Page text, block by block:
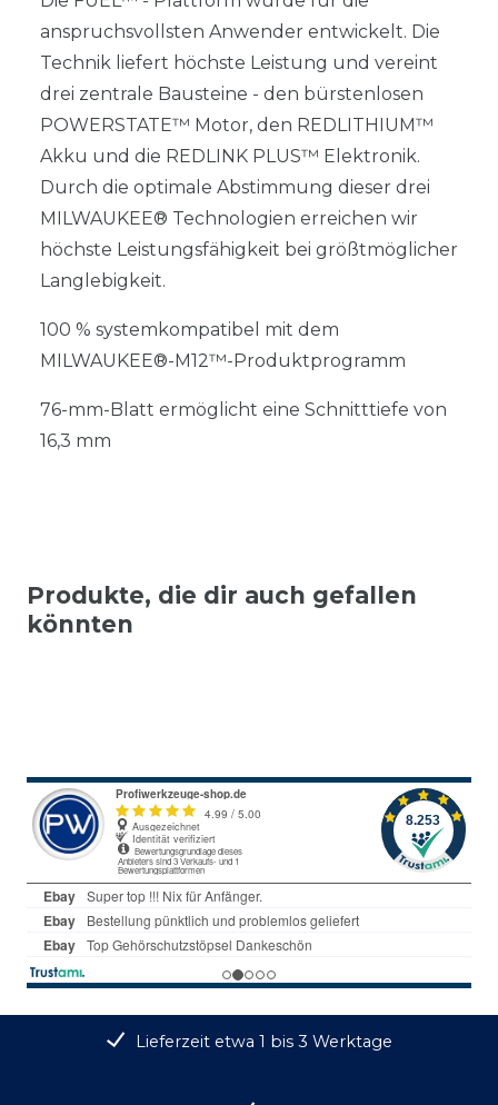
anspruchsvollsten Anwender entwickelt. Die
Technik liefert höchste Leistung und vereint
drei zentrale Bausteine - den bürstenlosen
POWERSTATE™ Motor, den REDLITHIUM™
Akku und die REDLINK PLUS™ Elektronik.
Durch die optimale Abstimmung dieser drei
MILWAUKEE® Technologien erreichen wir
höchste Leistungsfähigkeit bei größtmöglicher
Langlebigkeit.
100 % systemkompatibel mit dem
MILWAUKEE®-M12™-Produktprogramm
76-mm-Blatt ermöglicht eine Schnitttiefe von
16,3 mm
Produkte, die dir auch gefallen
könnten
Lieferzeit etwa 1 bis 3 Werktage